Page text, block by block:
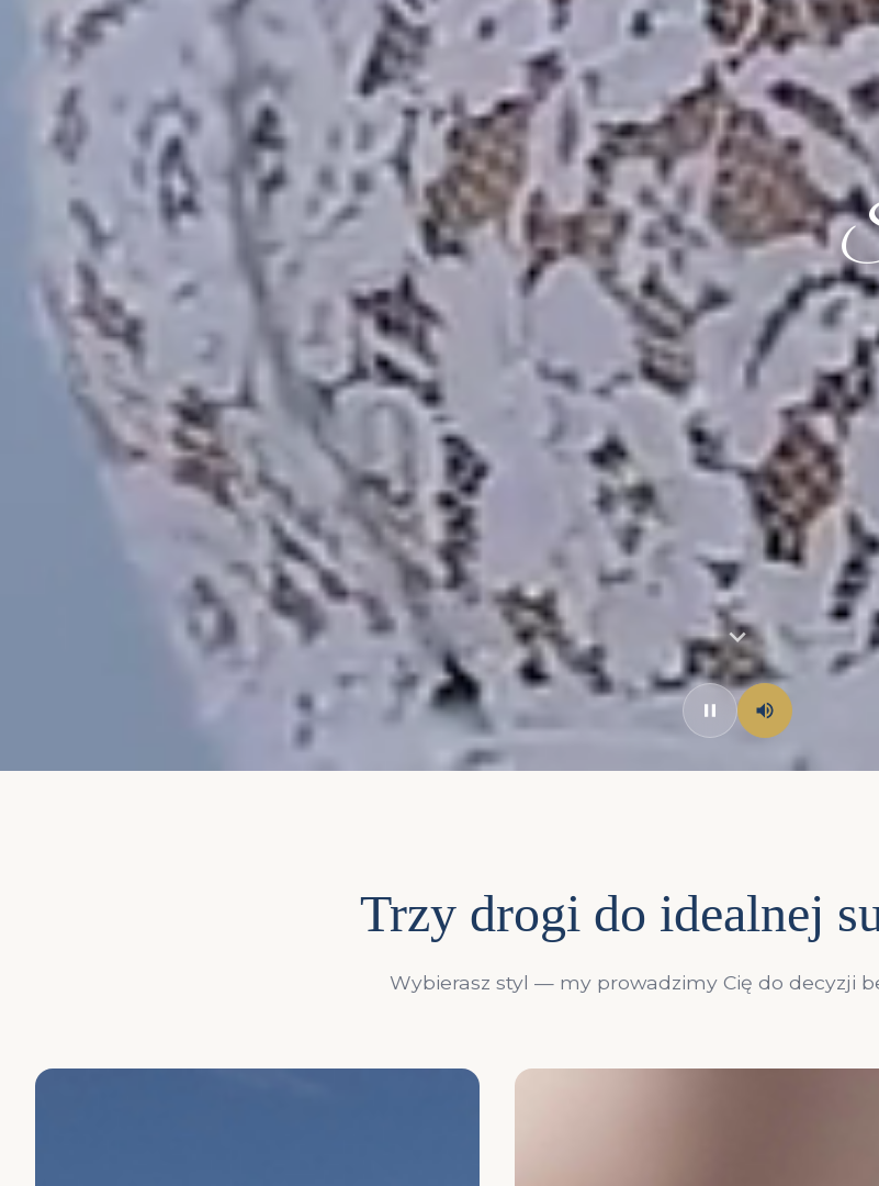
Trzy drogi do idealnej
Wybierasz styl — my prowadzimy Cię do decyzji